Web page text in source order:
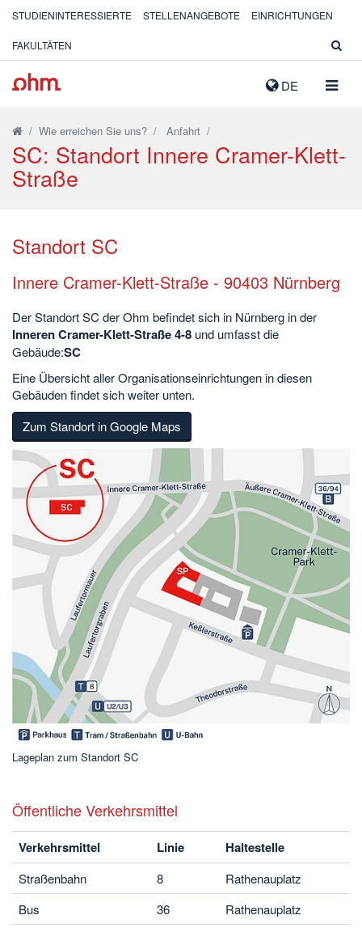
DE
STUDIENINTERESSIERTE STELLENANGEBOTE EINRICHTUNGEN
FAKULTÄTEN
/ Wie erreichen Sie uns? / Anfahrt /
SC: Standort Innere Cramer-Klett-
Straße
Standort SC
Innere Cramer-Klett-Straße - 90403 Nürnberg
Der Standort SC der Ohm befindet sich in Nürnberg in der
Inneren Cramer-Klett-Straße 4-8 und umfasst die
Gebäude:SC
Eine Übersicht aller Organisationseinrichtungen in diesen
Gebäuden findet sich weiter unten.
Zum Standort in Google Maps
Lageplan zum Standort SC
Öffentliche Verkehrsmittel
Verkehrsmittel Linie Haltestelle
Straßenbahn 8
Rathenauplatz
Bus
36
Rathenauplatz